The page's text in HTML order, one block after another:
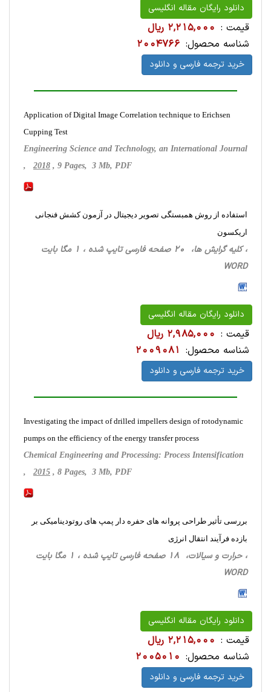
دانلود رایگان مقاله انگلیسی
قیمت : 2,215,000 ریال
شناسه محصول: 2004766
خرید ترجمه فارسی و دانلود
Application of Digital Image Correlation technique to Erichsen
Cupping Test
Engineering Science and Technology, an International Journal
, 2018 , 9 Pages, 3 Mb, PDF
استفاده از روش همبستگی تصویر دیجیتال در آزمون کشش فنجانی
اریکسون
، کلیه گرایش ها، 20 صفحه فارسی تایپ شده ، 1 مگا بایت
WORD
دانلود رایگان مقاله انگلیسی
قیمت : 2,985,000 ریال
شناسه محصول: 2009081
خرید ترجمه فارسی و دانلود
Investigating the impact of drilled impellers design of rotodynamic
pumps on the efficiency of the energy transfer process
Chemical Engineering and Processing: Process Intensification
, 2015 , 8 Pages, 3 Mb, PDF
بررسی تأثیر طراحی پروانه های حفره دار پمپ های روتودینامیکی بر
بازده فرآیند انتقال انرژی
، حرارت‌ و سیالات، 18 صفحه فارسی تایپ شده ، 1 مگا بایت
WORD
دانلود رایگان مقاله انگلیسی
قیمت : 2,215,000 ریال
شناسه محصول: 2005010
خرید ترجمه فارسی و دانلود